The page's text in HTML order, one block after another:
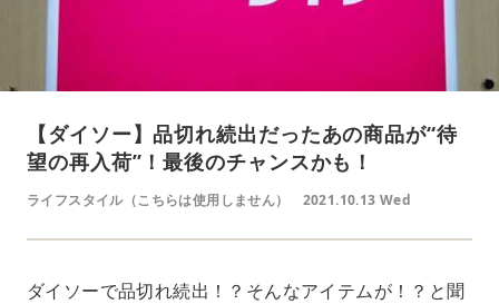
【ダイソー】品切れ続出だったあの商品が“待
望の再入荷”！最後のチャンスかも！
ライフスタイル（こちらは使用しません） 2021.10.13 Wed
ダイソーで品切れ続出！？そんなアイテムが！？と聞